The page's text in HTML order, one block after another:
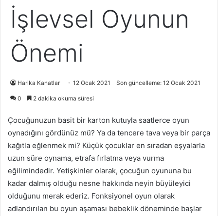
İşlevsel Oyunun
Önemi
Harika Kanatlar 12 Ocak 2021 Son güncelleme: 12 Ocak 2021
0 2 dakika okuma süresi
Çocuğunuzun basit bir karton kutuyla saatlerce oyun
oynadığını gördünüz mü? Ya da tencere tava veya bir parça
kağıtla eğlenmek mi? Küçük çocuklar en sıradan eşyalarla
uzun süre oynama, etrafa fırlatma veya vurma
eğilimindedir. Yetişkinler olarak, çocuğun oyununa bu
kadar dalmış olduğu nesne hakkında neyin büyüleyici
olduğunu merak ederiz. Fonksiyonel oyun olarak
adlandırılan bu oyun aşaması bebeklik döneminde başlar